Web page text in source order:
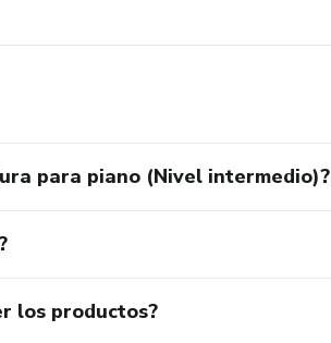
para piano (Nivel intermedio)?
los productos?